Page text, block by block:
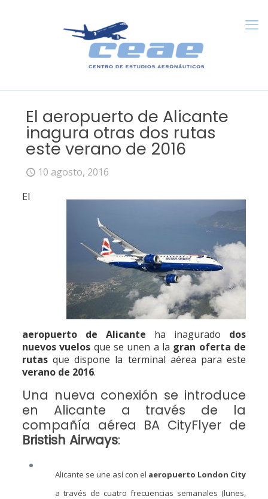
El aeropuerto de Alicante
inagura otras dos rutas
este verano de 2016
10 agosto, 2016
El
aeropuerto de Alicante ha inagurado dos
nuevos vuelos que se unen a la gran oferta de
rutasque dispone la terminal aérea para este
verano de 2016.
Una nueva conexión se introduce
en Alicante a través de la
compañía aérea BA CityFlyer de
Bristish Airways:
Alicante se une así con el aeropuerto London City
a través de cuatro frecuencias semanales (lunes,